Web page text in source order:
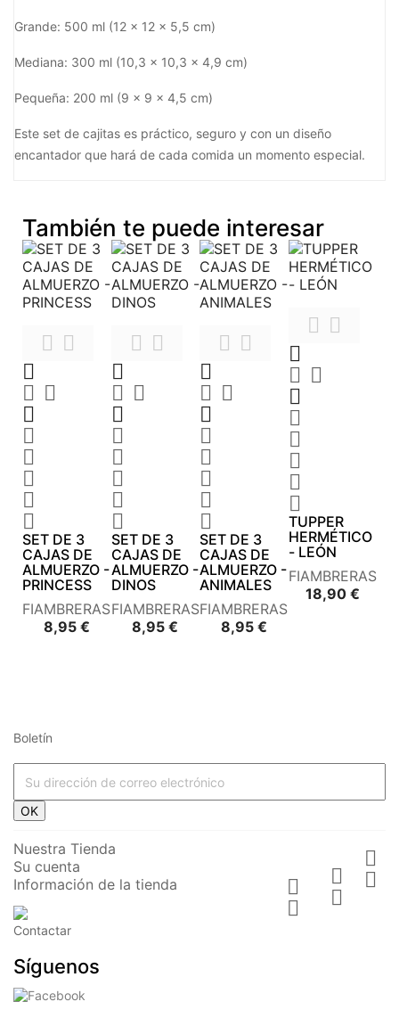
Grande: 500 ml (12 x 12 x 5,5 cm)
Mediana: 300 ml (10,3 x 10,3 x 4,9 cm)
Pequeña: 200 ml (9 x 9 x 4,5 cm)
Este set de cajitas es práctico, seguro y con un diseño
encantador que hará de cada comida un momento especial.
También te puede interesar
 

 






SET DE 3
CAJAS DE
ALMUERZO -
PRINCESS
FIAMBRERAS
8,95 €Precio
 

 






SET DE 3
CAJAS DE
ALMUERZO -
DINOS
FIAMBRERAS
8,95 € Precio
 

 






SET DE 3
CAJAS DE
ALMUERZO -
ANIMALES
FIAMBRERAS
8,95 €Precio
 

 






TUPPER
HERMÉTICO
- LEÓN
FIAMBRERAS
18,90 €

 






HERMÉTICO
- TIGRE

 



 
Boletín
OK
Nuestra Tienda


Su cuenta


Información de la tienda


Contactar
Síguenos